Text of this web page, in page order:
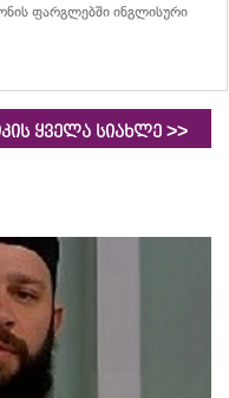
ფარგლებში ინგლისური
ყველა სიახლე >>